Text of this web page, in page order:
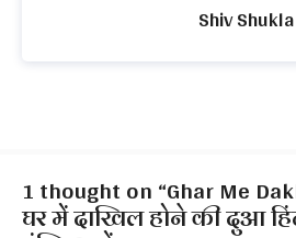
Shiv Shukla
1 thought on “Ghar Me
घर में दाखिल होने की दुआ